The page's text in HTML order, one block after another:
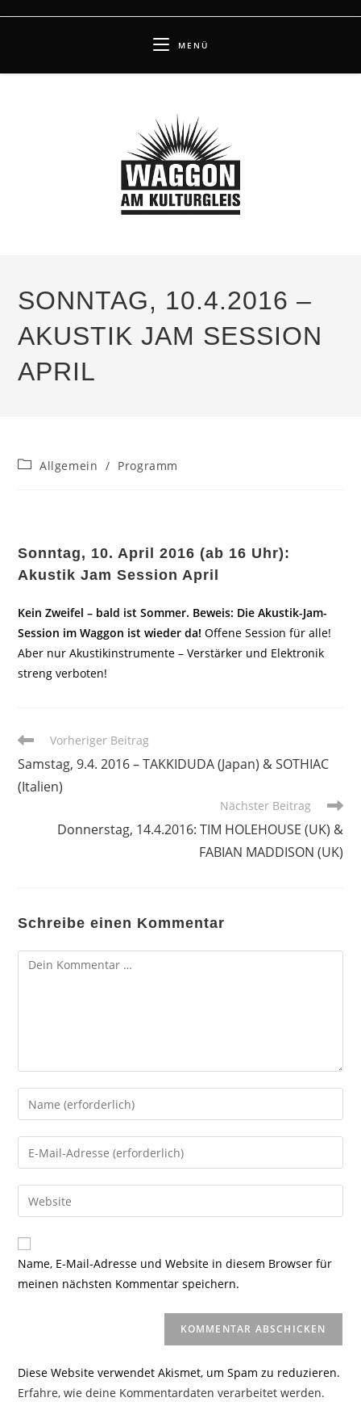
MENÜ
SONNTAG, 10.4.2016 –
AKUSTIK JAM SESSION
APRIL
Beitrags-
Allgemein / Programm
Sonntag, 10. April 2016 (ab 16 Uhr):
Akustik Jam Session April
Kein Zweifel – bald ist Sommer. Beweis: Die Akustik-Jam-
Session im Waggon ist wieder da!Offene Session für alle!
Aber nur Akustikinstrumente – Verstärker und Elektronik
streng verboten!
Weitere
ansehen
Vorheriger Beitrag
Samstag, 9.4. 2016 – TAKKIDUDA (Japan) & SOTHIAC
(Italien)
Nächster Beitrag
Donnerstag, 14.4.2016: TIM HOLEHOUSE (UK) &
FABIAN MADDISON (UK)
Schreibe einen Kommentar
Kommentar
Gib
deinen
Namen
oder
zum
Kommentieren
ein
Gib
deine
E-
Mail-
zum
Kommentieren
ein
Gib
deine
Website-
URL
Name, E-Mail-Adresse und Website in diesem Browser für
meinen nächsten Kommentar speichern.
Diese Website verwendet Akismet, um Spam zu reduzieren.
Erfahre, wie deine Kommentardaten verarbeitet werden.